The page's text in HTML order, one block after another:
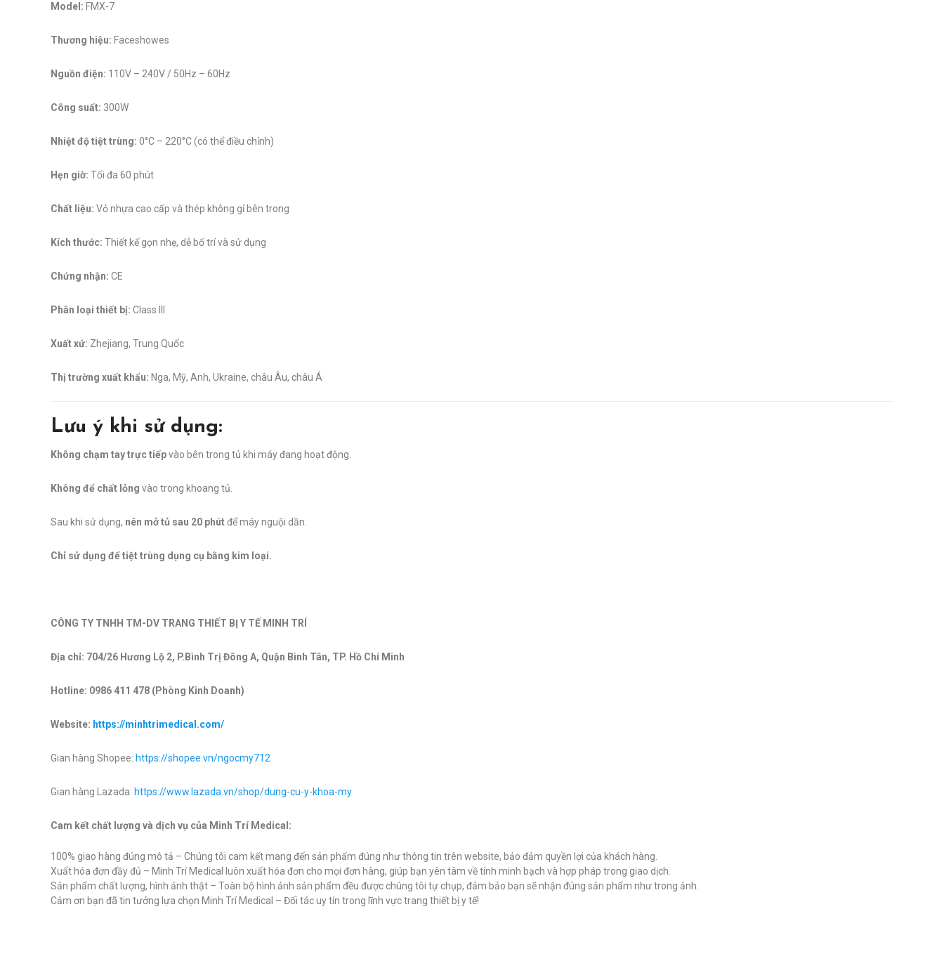
Model: FMX-7
Thương hiệu: Faceshowes
Nguồn điện: 110V – 240V / 50Hz – 60Hz
Công suất: 300W
Nhiệt độ tiệt trùng: 0°C – 220°C (có thể điều chỉnh)
Hẹn giờ: Tối đa 60 phút
Chất liệu: Vỏ nhựa cao cấp và thép không gỉ bên trong
Kích thước: Thiết kế gọn nhẹ, dễ bố trí và sử dụng
Chứng nhận: CE
Phân loại thiết bị: Class III
Xuất xứ: Zhejiang, Trung Quốc
Thị trường xuất khẩu: Nga, Mỹ, Anh, Ukraine, châu Âu, châu Á
Lưu ý khi sử dụng:
Không chạm tay trực tiếpvào bên trong tủ khi máy đang hoạt động.
Không để chất lỏng vào trong khoang tủ.
Sau khi sử dụng, nên mở tủ sau 20 phútđể máy nguội dần.
Chỉ sử dụng để tiệt trùng dụng cụ bằng kim loại.
CÔNG TY TNHH TM-DV TRANG THIẾT BỊ Y TẾ MINH TRÍ
Địa chỉ: 704/26 Hương Lộ 2, P.Bình Trị Đông A, Quận Bình Tân, TP. Hồ Chí Minh
Hotline: 0986 411 478 (Phòng Kinh Doanh)
Website: https://minhtrimedical.com/
Gian hàng Shopee: https://shopee.vn/ngocmy712
Gian hàng Lazada: https://www.lazada.vn/shop/dung-cu-y-khoa-my
Cam kết chất lượng và dịch vụ của Minh Trí Medical:
100% giao hàng đúng mô tả – Chúng tôi cam kết mang đến sản phẩm đúng như thông tin trên website, bảo đảm quyền lợi của khách hàng.
Xuất hóa đơn đầy đủ – Minh Trí Medical luôn xuất hóa đơn cho mọi đơn hàng, giúp bạn yên tâm về tính minh bạch và hợp pháp trong giao dịch.
Sản phẩm chất lượng, hình ảnh thật – Toàn bộ hình ảnh sản phẩm đều được chúng tôi tự chụp, đảm bảo bạn sẽ nhận đúng sản phẩm như trong ảnh.
Cảm ơn bạn đã tin tưởng lựa chọn Minh Trí Medical – Đối tác uy tín trong lĩnh vực trang thiết bị y tế!